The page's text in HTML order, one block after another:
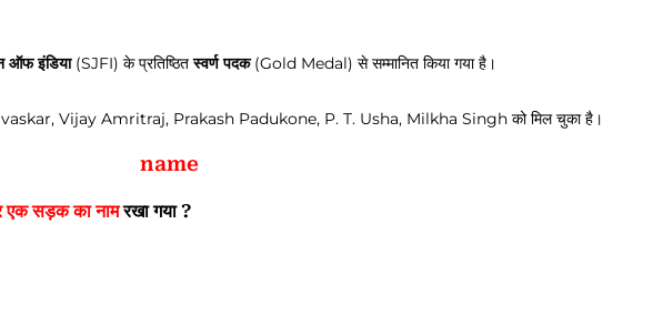
ऑफ इंडिया(SJFI) के प्रतिष्ठितस्वर्ण पदक(Gold Medal) से सम्मानित किया गया है।
Vijay Amritraj, Prakash Padukone, P. T. Usha, Milkha Singh को मिल चुका है।
name
एक सड़क का नामरखा गया ?